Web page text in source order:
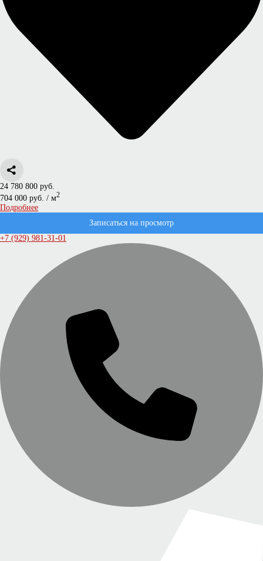
24 780 800 руб.
704 000 руб. / м2
Подробнее
Записаться на просмотр
+7 (929) 981-31-01